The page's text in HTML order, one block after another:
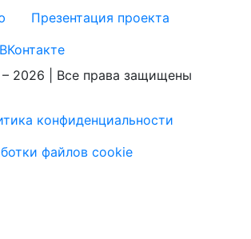
Презентация проекта
ВКонтакте
2026 | Все права защищены
конфиденциальности
файлов cookie